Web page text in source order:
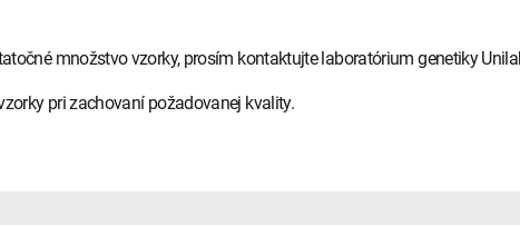
množstvo vzorky, prosím kontaktujte laboratórium genetiky
pri zachovaní požadovanej kvality.